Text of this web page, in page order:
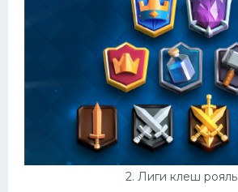
2. Лиги клеш рояль
Конькобежный спорт
Интерьеры квартир